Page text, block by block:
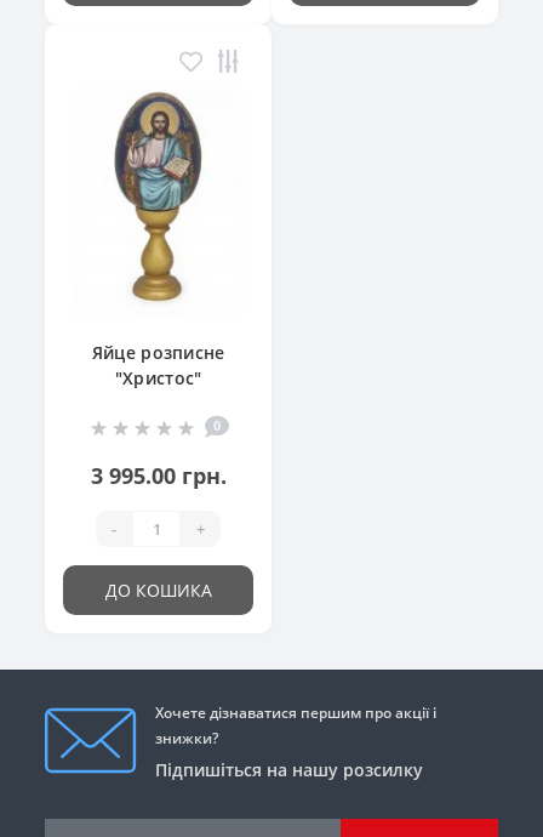
Яйце розписне
"Христос"
0
3 995.00 грн.
- +
ДО КОШИКА
Хочете дізнаватися першим про акції і
знижки?
Підпишіться на нашу розсилку